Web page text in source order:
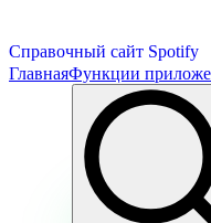
Справочный сайт Spotify
ГлавнаяФункции